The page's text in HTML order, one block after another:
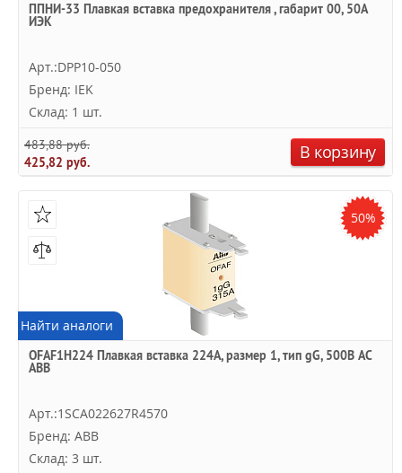
ППНИ-33 Плавкая вставка предохранителя , габарит 00, 50А
ИЭК
Арт.:DPP10-050
Бренд: IEK
Склад: 1 шт.
483,88 руб.
425,82 руб.
В корзину
50%
Найти аналоги
OFAF1H224 Плавкая вставка 224А, размер 1, тип gG, 500В AC
ABB
Арт.:1SCA022627R4570
Бренд: ABB
Склад: 3 шт.